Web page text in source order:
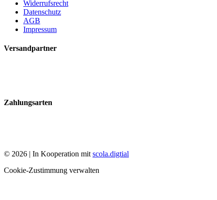
Widerrufsrecht
Datenschutz
AGB
Impressum
Versandpartner
Zahlungsarten
© 2026 | In Kooperation mit scola.digtial
Cookie-Zustimmung verwalten